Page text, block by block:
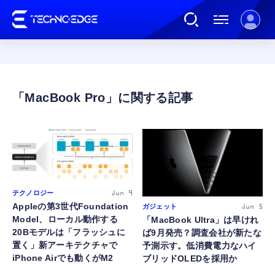
ガジェット
ゲーム
カルチャー
MacBook Pro
テクノロジー Jun 9
Appleの第3世代Foundation
Model、ローカル動作する
20Bモデルは「フラッシュに
置く」新アーキテクチャで
iPhone Airでも動くがM2
ガジェット Jun 5
「MacBook Ultra」は早けれ
ば9月発売？調査会社が新たな
予測示す。低消費電力なハイ
ブリッドOLEDを採用か